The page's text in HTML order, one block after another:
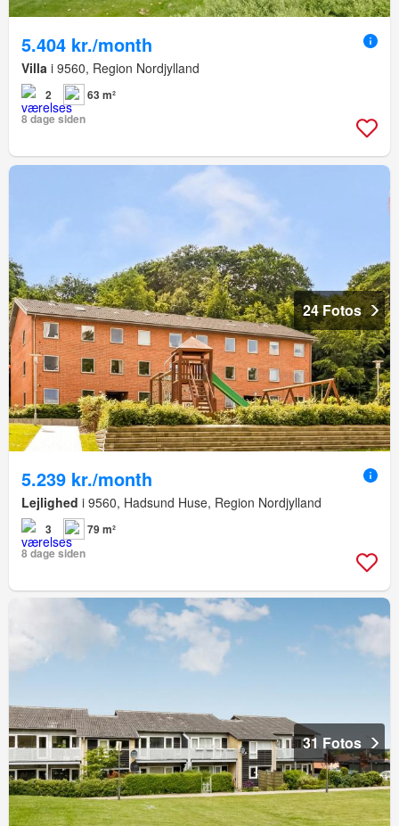
5.404 kr./month
Villa i 9560, Region Nordjylland
2
63 m²
8 dage siden
24 Fotos
5.239 kr./month
Lejlighed i 9560, Hadsund Huse, Region Nordjylland
3
79 m²
8 dage siden
31 Fotos